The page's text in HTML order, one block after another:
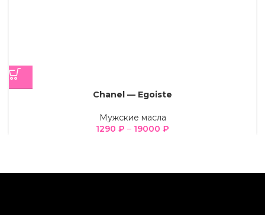
Chanel — Egoiste
Мужские масла
1290 ₽ – 19000 ₽